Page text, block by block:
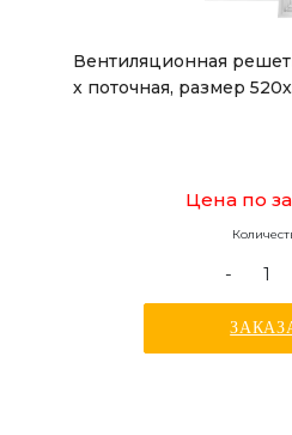
Вентиляционная
х поточная, размер
Цена по
-